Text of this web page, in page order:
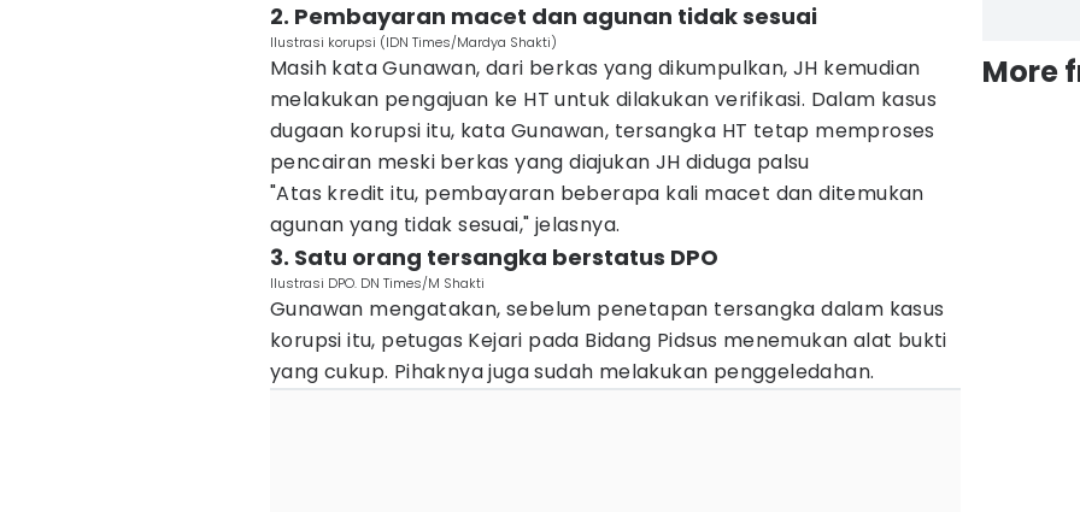
2. Pembayaran macet dan agunan tidak sesuai
Ilustrasi korupsi (IDN Times/Mardya Shakti)
Masih kata Gunawan, dari berkas yang dikumpulkan, JH kemudian
melakukan pengajuan ke HT untuk dilakukan verifikasi. Dalam kasus
dugaan korupsi itu, kata Gunawan, tersangka HT tetap memproses
pencairan meski berkas yang diajukan JH diduga palsu
"Atas kredit itu, pembayaran beberapa kali macet dan ditemukan
agunan yang tidak sesuai," jelasnya.
3. Satu orang tersangka berstatus DPO
Ilustrasi DPO. DN Times/M Shakti
Gunawan mengatakan, sebelum penetapan tersangka dalam kasus
korupsi itu, petugas Kejari pada Bidang Pidsus menemukan alat bukti
yang cukup. Pihaknya juga sudah melakukan penggeledahan.
More